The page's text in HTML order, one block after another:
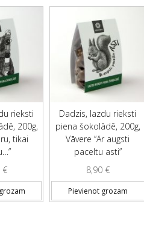
rieksti
200g,
tikai
€
Dadzis, lazdu rieksti
piena šokolādē, 200g,
Vāvere “Ar augsti
paceltu asti”
8,90 €
Pievienot grozam